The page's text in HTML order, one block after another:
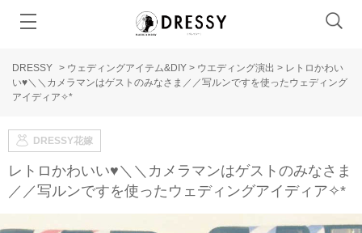
DRESSY > ウェディングアイテム&DIY > ウエディング演出 > レトロかわい
い♥＼＼カメラマンはゲストのみなさま／／写ルンですを使ったウェディング
アイディア✧*
DRESSY花嫁
レトロかわいい♥＼＼カメラマンはゲストのみなさま
／／写ルンですを使ったウェディングアイディア✧*